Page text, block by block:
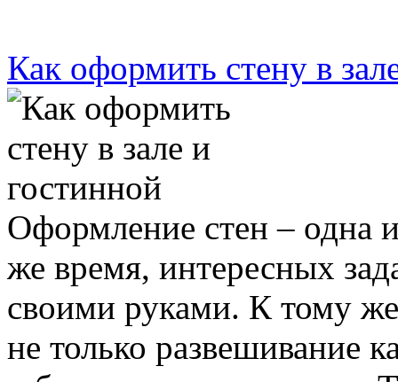
Как оформить стену в
Оформление стен – одна
же время, интересных
своими руками. К тому
не только развешивание